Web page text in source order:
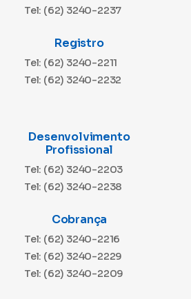
Tel: (62) 3240-2237
Registro
Tel: (62) 3240-2211
Tel: (62) 3240-2232
Desenvolvimento
Profissional
Tel: (62) 3240-2203
Tel: (62) 3240-2238
Cobrança
Tel: (62) 3240-2216
Tel: (62) 3240-2229
Tel: (62) 3240-2209